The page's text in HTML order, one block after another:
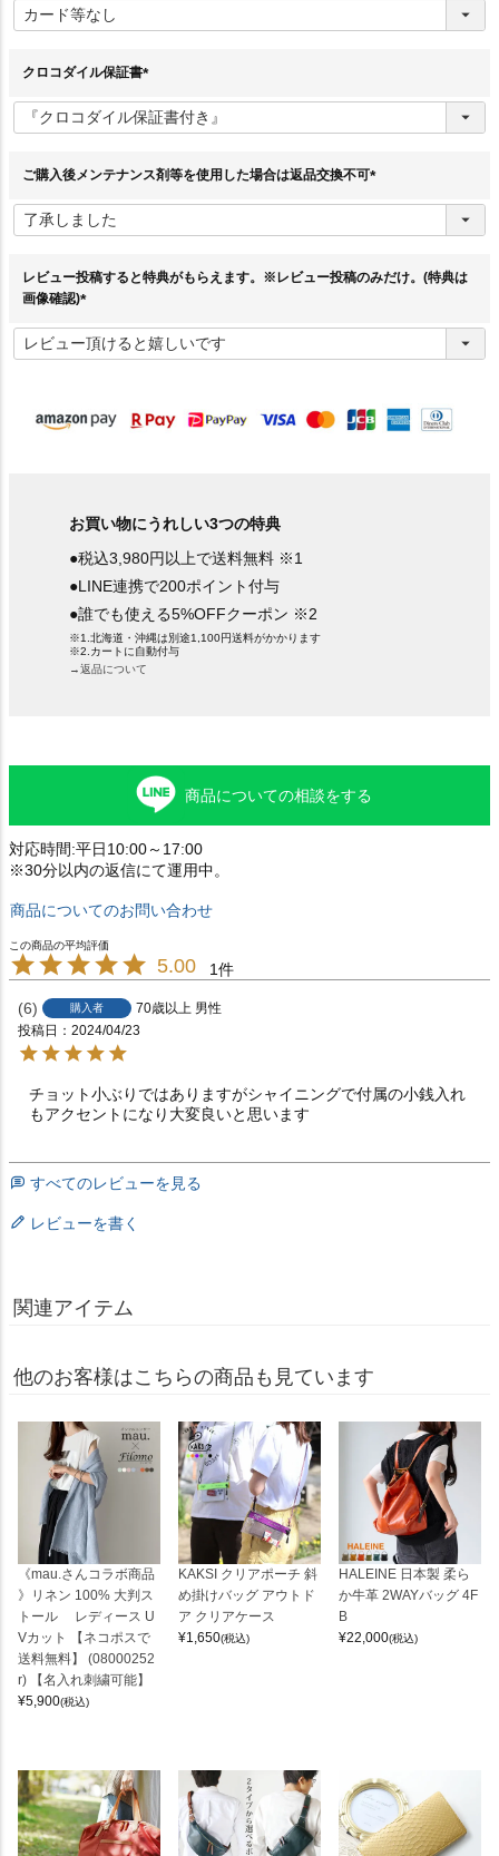
必
須
クロコダイル保証書
必
須
ご購入後メンテナンス剤等を使用した場合は返品交換不可
須
レビュー投稿すると特典がもらえます。※レビュー投稿のみだけ。(特典は
画像確認)
必
須
お買い物にうれしい3つの特典
●税込3,980円以上で送料無料 ※1
●LINE連携で200ポイント付与
●誰でも使える5%OFFクーポン ※2
※1.北海道・沖縄は別途1,100円送料がかかります
※2.カートに自動付与
→返品について
商品についての相談をする
対応時間:平日10:00～17:00
※30分以内の返信にて運用中。
商品についてのお問い合わせ
5.00 1
6 購入者 70歳以上 男性
投稿日
2024/04/23
チョット小ぶりではありますがシャイニングで付属の小銭入れ
もアクセントになり大変良いと思います
すべてのレビューを見る
レビューを書く
関連アイテム
他のお客様はこちらの商品も見ています
《mau.さんコラボ商品
》リネン 100% 大判ス
トール レディース U
Vカット 【ネコポスで
送料無料】 (08000252
r) 【名入れ刺繍可能】
¥5,900(税込)
KAKSI クリアポーチ 斜
め掛けバッグ アウトド
ア クリアケース
¥1,650(税込)
HALEINE 日本製 柔ら
か牛革 2WAYバッグ 4F
B
¥22,000(税込)